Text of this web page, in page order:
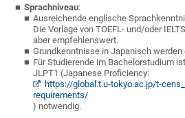
Sprachniveau:
Ausreichende englische
Die Vorlage von TOEFL- und/oder
aber empfehlenswert.
Grundkenntnisse in Japanisch werden
Für Studierende im Bachelorstudium
JLPT1 (Japanese Proficiency:
https://global.t.u-tokyo.ac.jp/t-
requirements/
) notwendig.